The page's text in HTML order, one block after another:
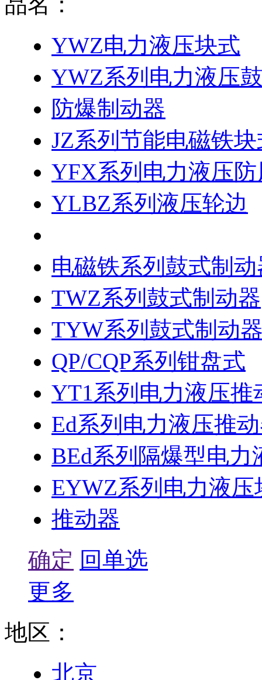
YWZ电力液压块式
YWZ系列电力液压
防爆制动器
JZ系列节能电磁铁
YFX系列电力液压
YLBZ系列液压轮边
电磁铁系列鼓式制动
TWZ系列鼓式制动器
TYW系列鼓式制动
QP/CQP系列钳盘式
YT1系列电力液压推
Ed系列电力液压推
BEd系列隔爆型电力
EYWZ系列电力液压
推动器
确定 回单选
更多
地区：
北京